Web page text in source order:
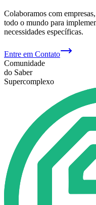
Colaboramos com
todo o mundo para
necessidades específicas.
Entre em Contato
Comunidade
do Saber
Supercomplexo